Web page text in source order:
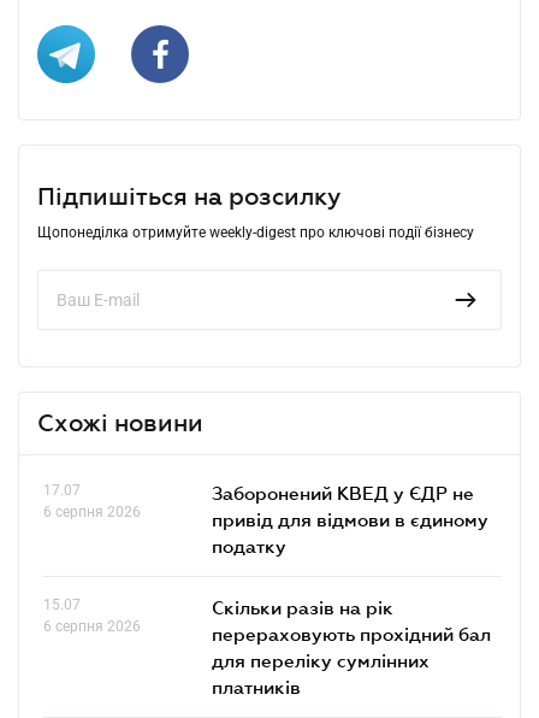
Підпишіться на розсилку
Щопонеділка отримуйте weekly-digest про ключові події бізнесу
Схожі новини
17.07
6 серпня 2026
Заборонений КВЕД у ЄДР не
привід для відмови в єдиному
податку
15.07
6 серпня 2026
Скільки разів на рік
перераховують прохідний бал
для переліку сумлінних
платників